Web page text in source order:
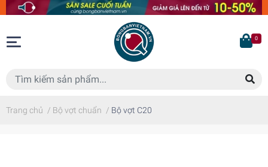
0
Trang chủ / Bộ vợt chuẩn / Bộ vợt C20